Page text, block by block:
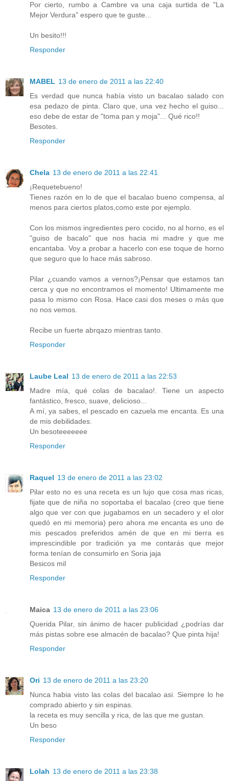
Por cierto, rumbo a Cambre va una caja surtida de "La
Mejor Verdura" espero que te guste...
Un besito!!!
Responder
MABEL 13 de enero de 2011 a las 22:40
Es verdad que nunca había visto un bacalao salado con
esa pedazo de pinta. Claro que, una vez hecho el guiso...
eso debe de estar de "toma pan y moja"... Qué rico!!
Besotes.
Responder
Chela 13 de enero de 2011 a las 22:41
¡Requetebueno!
Tienes razón en lo de que el bacalao bueno compensa, al
menos para ciertos platos,como este por ejemplo.
Con los mismos ingredientes pero cocido, no al horno, es el
"guiso de bacalo" que nos hacia mi madre y que me
encantaba. Voy a probar a hacerlo con ese toque de horno
que seguro que lo hace más sabroso.
Pilar ¿cuando vamos a vernos?¡Pensar que estamos tan
cerca y que no encontramos el momento! Ultimamente me
pasa lo mismo con Rosa. Hace casi dos meses o más que
no nos vemos.
Recibe un fuerte abrqazo mientras tanto.
Responder
Laube Leal 13 de enero de 2011 a las 22:53
Madre mía, qué colas de bacalao!. Tiene un aspecto
fantástico, fresco, suave, delicioso...
A mí, ya sabes, el pescado en cazuela me encanta. Es una
de mis debilidades.
Un besoteeeeeee
Responder
Raquel 13 de enero de 2011 a las 23:02
Pilar esto no es una receta es un lujo que cosa mas ricas,
fijate que de niña no soportaba el bacalao (creo que tiene
algo que ver con que jugabamos en un secadero y el olor
quedó en mi memoria) pero ahora me encanta es uno de
mis pescados preferidos amén de que en mi tierra es
imprescindible por tradición ya me contarás que mejor
forma tenían de consumirlo en Soria jaja
Besicos mil
Responder
Maica 13 de enero de 2011 a las 23:06
Querida Pilar, sin ánimo de hacer publicidad ¿podrías dar
más pistas sobre ese almacén de bacalao? Que pinta hija!
Responder
Ori 13 de enero de 2011 a las 23:20
Nunca habia visto las colas del bacalao asi. Siempre lo he
comprado abierto y sin espinas.
la receta es muy sencilla y rica, de las que me gustan.
Un beso
Responder
Lolah 13 de enero de 2011 a las 23:38